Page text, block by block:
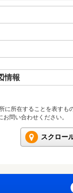
情報
所在することを表すも
問い合わせください。
スクロー